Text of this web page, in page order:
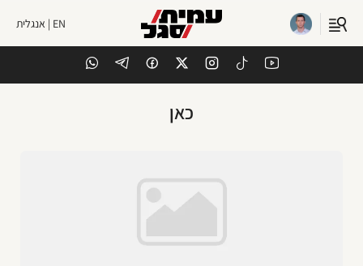
EN | אנגלית
כאן